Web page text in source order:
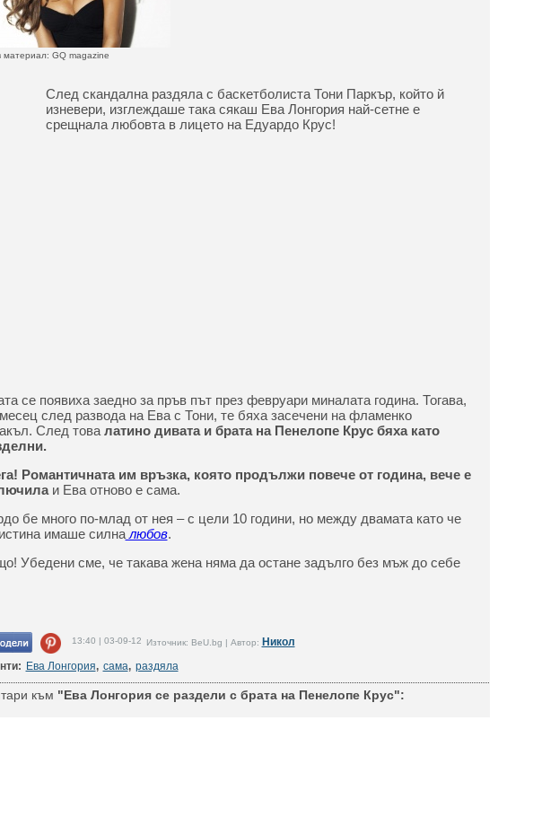
материал: GQ magazine
След скандална раздяла с баскетболиста Тони Паркър, който й
изневери, изглеждаше така сякаш Ева Лонгория най-сетне е
срещнала любовта в лицето на Едуардо Крус!
се появиха заедно за пръв път през февруари миналата година. Тогава,
след развода на Ева с Тони, те бяха засечени на фламенко
След товалатино дивата и брата на Пенелопе Крус бяха като
Романтичната им връзка, която продължи повече от година, вече е
и Ева отново е сама.
бе много по-млад от нея – с цели 10 години, но между двамата като че
имаше силналюбов.
Убедени сме, че такава жена няма да остане задълго без мъж до себе
13:40 | 03-09-12 Източник: BeU.bg | Автор: Никол
Ева Лонгория, сама, раздяла
към "Ева Лонгория се раздели с брата на Пенелопе Крус":